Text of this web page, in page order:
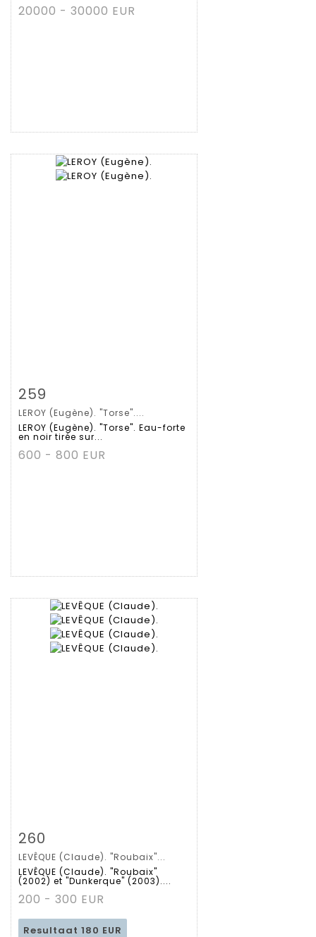
fiche
20000 - 30000 EUR
Gedetailleerde
fiche
259
LEROY (Eugène). "Torse"....
LEROY (Eugène). "Torse". Eau-forte
en noir tirée sur...
600 - 800 EUR
Gedetailleerde
fiche
260
LEVÊQUE (Claude). "Roubaix"...
LEVÊQUE (Claude). "Roubaix"
(2002) et "Dunkerque" (2003)....
200 - 300 EUR
Resultaat 180 EUR